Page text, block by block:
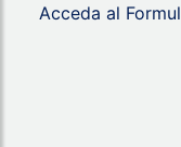
Acceda al